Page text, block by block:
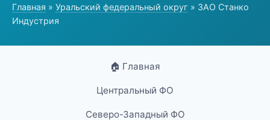
Главная » Уральский федеральный округ » ЗАО Станко
Индустрия
🏠 Главная
Центральный ФО
Северо-Западный ФО